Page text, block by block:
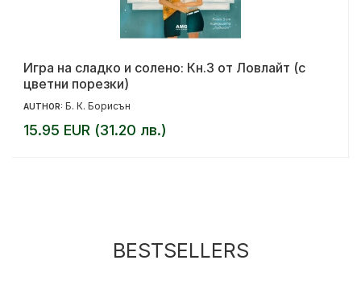
Игра на сладко и солено: Кн.3 от Ловлайт (с
цветни порезки)
AUTHOR: Б. К. Борисън
15.95 EUR (31.20 лв.)
BESTSELLERS